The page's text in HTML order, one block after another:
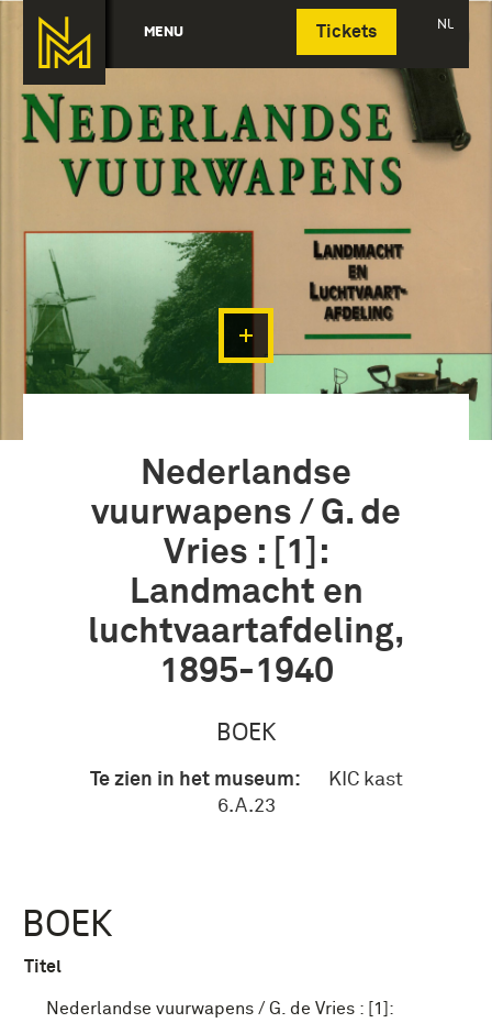
MENU Tickets NL
Deutsch
Nederlandse
vuurwapens / G. de
Vries : [1]:
Landmacht en
luchtvaartafdeling,
1895-1940
BOEK
Te zien in het museum:
KIC kast
6.A.23
BOEK
Titel
Nederlandse vuurwapens / G. de Vries : [1]: